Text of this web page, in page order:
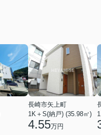
長崎市矢上町
1K＋S(納戸) (35.98㎡)
4.55万円